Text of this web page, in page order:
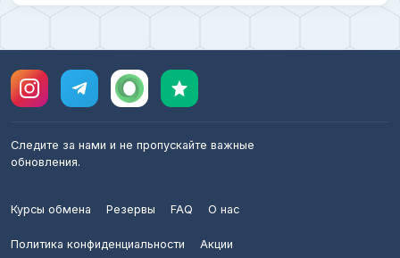
Следите за нами и не пропускайте важные
обновления.
Курсы обмена Резервы FAQ О нас
Политика конфиденциальности Акции